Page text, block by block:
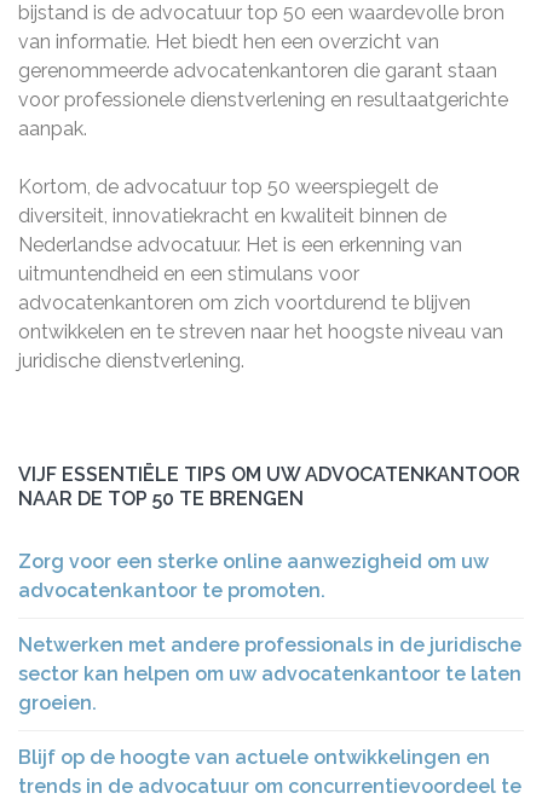
bijstand is de advocatuur top 50 een waardevolle bron
van informatie. Het biedt hen een overzicht van
gerenommeerde advocatenkantoren die garant staan
voor professionele dienstverlening en resultaatgerichte
aanpak.
Kortom, de advocatuur top 50 weerspiegelt de
diversiteit, innovatiekracht en kwaliteit binnen de
Nederlandse advocatuur. Het is een erkenning van
uitmuntendheid en een stimulans voor
advocatenkantoren om zich voortdurend te blijven
ontwikkelen en te streven naar het hoogste niveau van
juridische dienstverlening.
VIJF ESSENTIËLE TIPS OM UW ADVOCATENKANTOOR
NAAR DE TOP 50 TE BRENGEN
Zorg voor een sterke online aanwezigheid om uw
advocatenkantoor te promoten.
Netwerken met andere professionals in de juridische
sector kan helpen om uw advocatenkantoor te laten
groeien.
Blijf op de hoogte van actuele ontwikkelingen en
trends in de advocatuur om concurrentievoordeel te